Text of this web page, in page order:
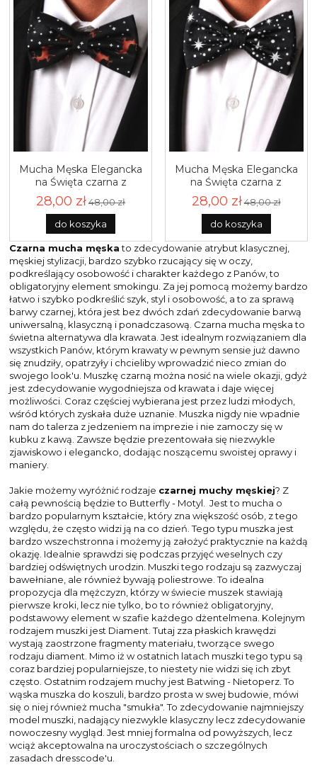
Mucha Męska Elegancka
na Święta czarna z
motywem Świątecznym
M424
28,00 zł 48,00 zł
do koszyka
Mucha Męska Elegancka
na Święta czarna z
motywem Świątecznym
M423
28,00 zł48,00 zł
do koszyka
Czarna mucha męskato zdecydowanie atrybut klasycznej,
męskiej stylizacji, bardzo szybko rzucający się w oczy,
podkreślający osobowość i charakter każdego z Panów, to
obligatoryjny element smokingu. Za jej pomocą możemy bardzo
łatwo i szybko podkreślić szyk, styl i osobowość, a to za sprawą
barwy czarnej, która jest bez dwóch zdań zdecydowanie barwą
uniwersalną, klasyczną i ponadczasową. Czarna mucha męska to
świetna alternatywa dla krawata. Jest idealnym rozwiązaniem dla
wszystkich Panów, którym krawaty w pewnym sensie już dawno
się znudziły, opatrzyły i chcieliby wprowadzić nieco zmian do
swojego look'u. Muszkę czarną można nosić na wiele okazji, gdyż
jest zdecydowanie wygodniejsza od krawata i daje więcej
możliwości. Coraz częściej wybierana jest przez ludzi młodych,
wśród których zyskała duże uznanie. Muszka nigdy nie wpadnie
nam do talerza z jedzeniem na imprezie i nie zamoczy się w
kubku z kawą. Zawsze będzie prezentowała się niezwykle
zjawiskowo i elegancko, dodając noszącemu swoistej oprawy i
maniery.
Jakie możemy wyróżnić rodzaje czarnej muchy męskiej? Z
całą pewnością będzie to Butterfly - Motyl. Jest to mucha o
bardzo popularnym kształcie, który zna większość osób, z tego
względu, że często widzi ją na co dzień. Tego typu muszka jest
bardzo wszechstronna i możemy ją założyć praktycznie na każdą
okazję. Idealnie sprawdzi się podczas przyjęć weselnych czy
bardziej odświętnych urodzin. Muszki tego rodzaju są zazwyczaj
bawełniane, ale również bywają poliestrowe. To idealna
propozycja dla mężczyzn, którzy w świecie muszek stawiają
pierwsze kroki, lecz nie tylko, bo to również obligatoryjny,
podstawowy element w szafie każdego dżentelmena. Kolejnym
rodzajem muszki jest Diament. Tutaj zza płaskich krawędzi
wystają zaostrzone fragmenty materiału, tworzące swego
rodzaju diament. Mimo iż w ostatnich latach muszki tego typu są
coraz bardziej popularniejsze, to niestety nie widzi się ich zbyt
często. Ostatnim rodzajem muchy jest Batwing - Nietoperz. To
wąska muszka do koszuli, bardzo prosta w swej budowie, mówi
się o niej również mucha "smukła". To zdecydowanie najmniejszy
model muszki, nadający niezwykle klasyczny lecz zdecydowanie
nowoczesny wygląd. Jest mniej formalna od powyższych, lecz
wciąż akceptowalna na uroczystościach o szczególnych
zasadach dresscode'u.